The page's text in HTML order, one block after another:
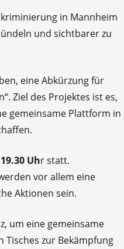
in Mannheim
und sichtbarer zu
eine Abkürzung für
Ziel des Projektes ist es,
gemeinsame Plattform in
Uhr statt.
vor allem eine
Aktionen sein.
um eine gemeinsame
Tisches zur Bekämpfung